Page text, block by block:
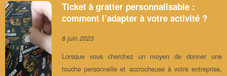
Ticket à gratter personnalisable :
comment l’adapter à votre activité ?
8 juin 2023
Lorsque vous cherchez un moyen de donner une
touche personnelle et accrocheuse à votre entreprise,